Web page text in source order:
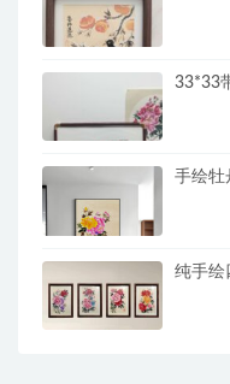
33*33
手绘牡
纯手绘